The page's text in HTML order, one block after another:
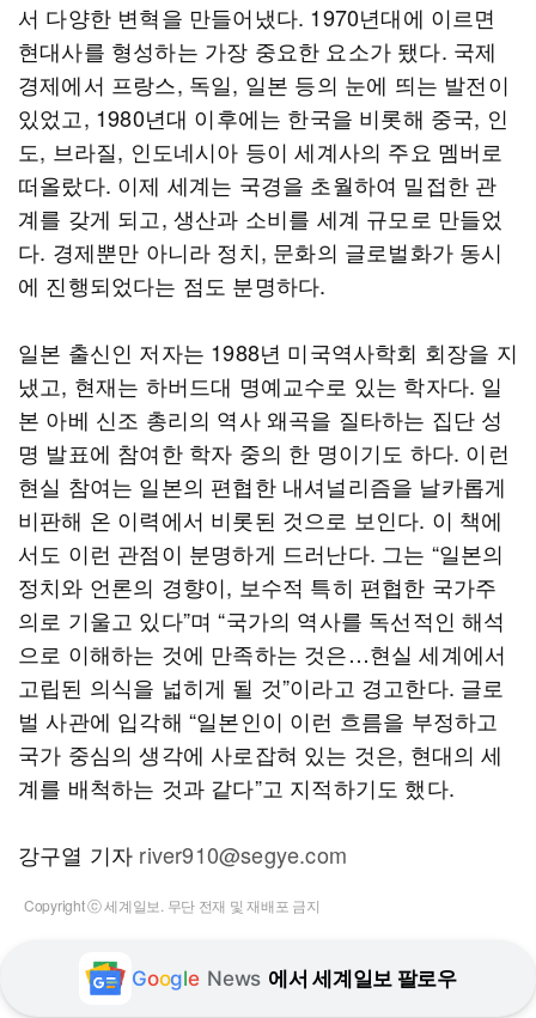
서 다양한 변혁을 만들어냈다. 1970년대에 이르면
현대사를 형성하는 가장 중요한 요소가 됐다. 국제
경제에서 프랑스, 독일, 일본 등의 눈에 띄는 발전이
있었고, 1980년대 이후에는 한국을 비롯해 중국, 인
도, 브라질, 인도네시아 등이 세계사의 주요 멤버로
떠올랐다. 이제 세계는 국경을 초월하여 밀접한 관
계를 갖게 되고, 생산과 소비를 세계 규모로 만들었
다. 경제뿐만 아니라 정치, 문화의 글로벌화가 동시
에 진행되었다는 점도 분명하다.
일본 출신인 저자는 1988년 미국역사학회 회장을 지
냈고, 현재는 하버드대 명예교수로 있는 학자다. 일
본 아베 신조 총리의 역사 왜곡을 질타하는 집단 성
명 발표에 참여한 학자 중의 한 명이기도 하다. 이런
현실 참여는 일본의 편협한 내셔널리즘을 날카롭게
비판해 온 이력에서 비롯된 것으로 보인다. 이 책에
서도 이런 관점이 분명하게 드러난다. 그는 “일본의
정치와 언론의 경향이, 보수적 특히 편협한 국가주
의로 기울고 있다”며 “국가의 역사를 독선적인 해석
으로 이해하는 것에 만족하는 것은…현실 세계에서
고립된 의식을 넓히게 될 것”이라고 경고한다. 글로
벌 사관에 입각해 “일본인이 이런 흐름을 부정하고
국가 중심의 생각에 사로잡혀 있는 것은, 현대의 세
계를 배척하는 것과 같다”고 지적하기도 했다.
강구열 기자 river910@segye.com
Copyright ⓒ 세계일보. 무단 전재 및 재배포 금지
Google News 에서 세계일보 팔로우